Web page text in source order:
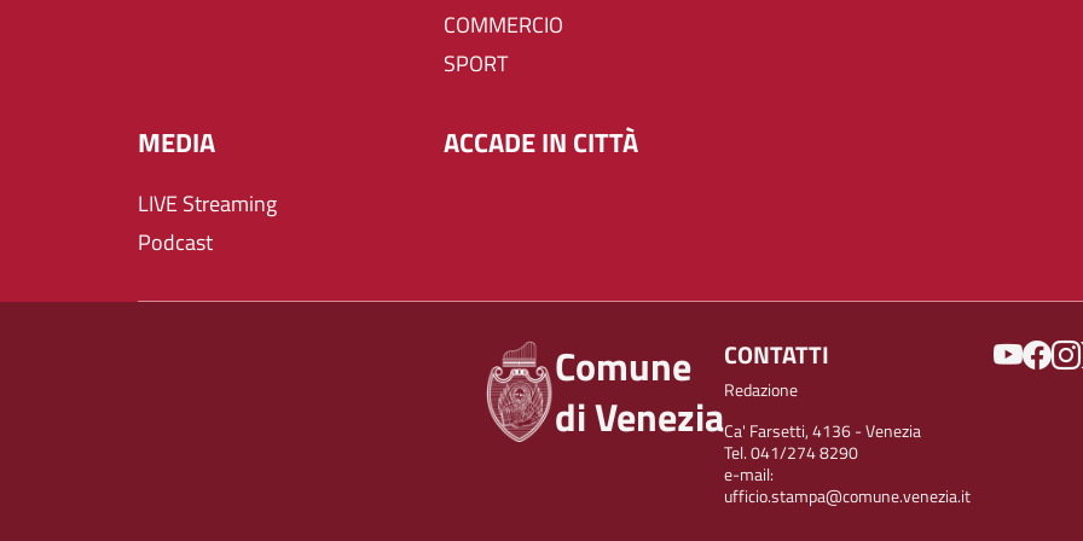
COMMERCIO
SPORT
MEDIA
LIVE Streaming
Podcast
ACCADE IN CITTÀ
Comune
di Venezia
CONTATTI
Redazione
Ca' Farsetti, 4136 - Venezia
Tel. 041/274 8290
e-mail:
ufficio.stampa@comune.venezia.it